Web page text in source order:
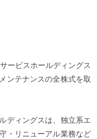
ービスホールディングス
ンテナンスの全株式を取
ディングスは、独立系エ
・リニューアル業務など